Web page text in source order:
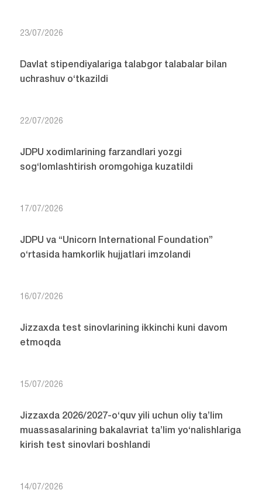
23/07/2026
Davlat stipendiyalariga talabgor talabalar bilan
uchrashuv o‘tkazildi
22/07/2026
JDPU xodimlarining farzandlari yozgi
sog‘lomlashtirish oromgohiga kuzatildi
17/07/2026
JDPU va “Unicorn International Foundation”
o‘rtasida hamkorlik hujjatlari imzolandi
16/07/2026
Jizzaxda test sinovlarining ikkinchi kuni davom
etmoqda
15/07/2026
Jizzaxda 2026/2027-o‘quv yili uchun oliy ta’lim
muassasalarining bakalavriat ta’lim yo‘nalishlariga
kirish test sinovlari boshlandi
14/07/2026